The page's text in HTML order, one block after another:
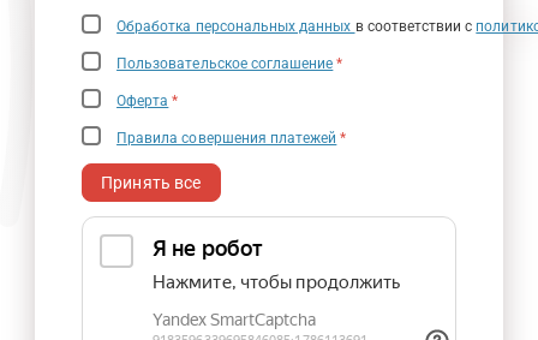
Обработка персональных данных в соответствии с
Пользовательское соглашение *
Оферта *
Правила совершения платежей *
Принять все